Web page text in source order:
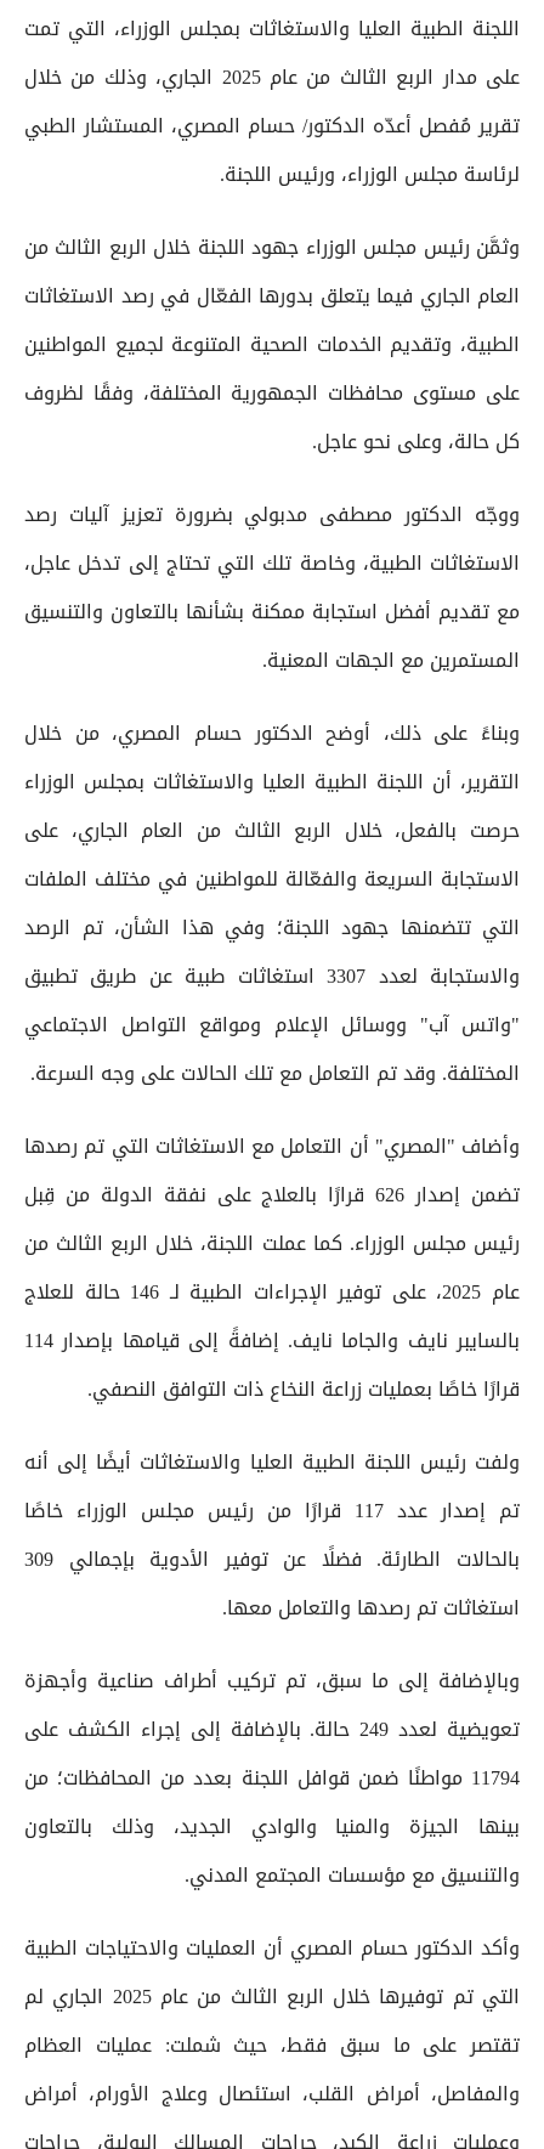
اللجنة الطبية العليا والاستغاثات بمجلس الوزراء، التي تمت
على مدار الربع الثالث من عام 2025 الجاري، وذلك من خلال
تقرير مُفصل أعدّه الدكتور/ حسام المصري، المستشار الطبي
لرئاسة مجلس الوزراء، ورئيس اللجنة.
وثمَّن رئيس مجلس الوزراء جهود اللجنة خلال الربع الثالث من
العام الجاري فيما يتعلق بدورها الفعّال في رصد الاستغاثات
الطبية، وتقديم الخدمات الصحية المتنوعة لجميع المواطنين
على مستوى محافظات الجمهورية المختلفة، وفقًا لظروف
كل حالة، وعلى نحو عاجل.
ووجّه الدكتور مصطفى مدبولي بضرورة تعزيز آليات رصد
الاستغاثات الطبية، وخاصة تلك التي تحتاج إلى تدخل عاجل،
مع تقديم أفضل استجابة ممكنة بشأنها بالتعاون والتنسيق
المستمرين مع الجهات المعنية.
وبناءً على ذلك، أوضح الدكتور حسام المصري، من خلال
التقرير، أن اللجنة الطبية العليا والاستغاثات بمجلس الوزراء
حرصت بالفعل، خلال الربع الثالث من العام الجاري، على
الاستجابة السريعة والفعّالة للمواطنين في مختلف الملفات
التي تتضمنها جهود اللجنة؛ وفي هذا الشأن، تم الرصد
والاستجابة لعدد 3307 استغاثات طبية عن طريق تطبيق
"واتس آب" ووسائل الإعلام ومواقع التواصل الاجتماعي
المختلفة. وقد تم التعامل مع تلك الحالات على وجه السرعة.
وأضاف "المصري" أن التعامل مع الاستغاثات التي تم رصدها
تضمن إصدار 626 قرارًا بالعلاج على نفقة الدولة من قِبل
رئيس مجلس الوزراء. كما عملت اللجنة، خلال الربع الثالث من
عام 2025، على توفير الإجراءات الطبية لـ 146 حالة للعلاج
بالسايبر نايف والجاما نايف. إضافةً إلى قيامها بإصدار 114
قرارًا خاصًا بعمليات زراعة النخاع ذات التوافق النصفي.
ولفت رئيس اللجنة الطبية العليا والاستغاثات أيضًا إلى أنه
تم إصدار عدد 117 قرارًا من رئيس مجلس الوزراء خاصًا
بالحالات الطارئة. فضلًا عن توفير الأدوية بإجمالي 309
استغاثات تم رصدها والتعامل معها.
وبالإضافة إلى ما سبق، تم تركيب أطراف صناعية وأجهزة
تعويضية لعدد 249 حالة. بالإضافة إلى إجراء الكشف على
11794 مواطنًا ضمن قوافل اللجنة بعدد من المحافظات؛ من
بينها الجيزة والمنيا والوادي الجديد، وذلك بالتعاون
والتنسيق مع مؤسسات المجتمع المدني.
وأكد الدكتور حسام المصري أن العمليات والاحتياجات الطبية
التي تم توفيرها خلال الربع الثالث من عام 2025 الجاري لم
تقتصر على ما سبق فقط، حيث شملت: ‌عمليات العظام
والمفاصل، أمراض القلب، ‌استئصال وعلاج الأورام، ‌أمراض